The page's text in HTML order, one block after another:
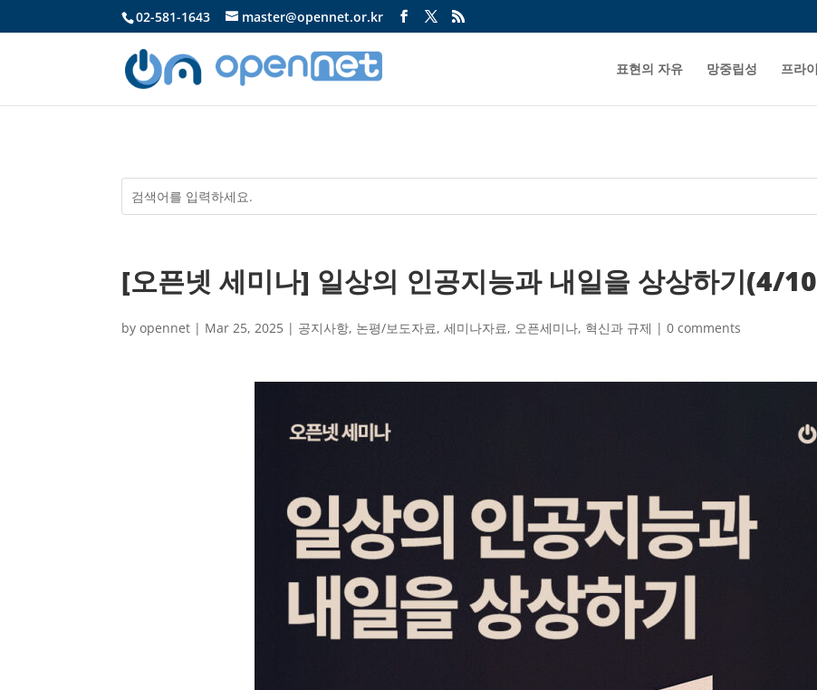
02-581-1643 master@opennet.or.kr
표현의 자유 망중립성 프라
[오픈넷 세미나] 일상의 인공지능과 내일을 상상하기(4/
byopennet | Mar 25, 2025 | 공지사항, 논평/보도자료,세미나자료, 오픈세미나, 혁신과 규제 |0 comments